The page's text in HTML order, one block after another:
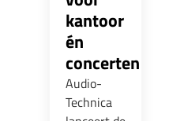
kantoor
én
concerten
Audio-
Technica